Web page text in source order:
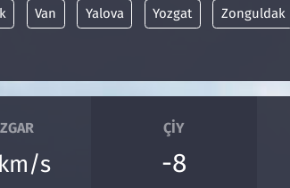
Van Yalova Yozgat Zonguldak
km/s
ÇIY
-8